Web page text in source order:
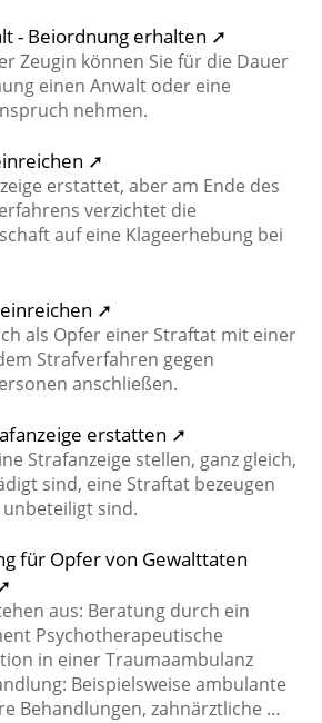
- Beiordnung erhalten ➚
Zeugin können Sie für die Dauer
einen Anwalt oder eine
nehmen.
➚
erstattet, aber am Ende des
verzichtet die
auf eine Klageerhebung bei
➚
als Opfer einer Straftat mit einer
Strafverfahren gegen
anschließen.
erstatten ➚
Strafanzeige stellen, ganz gleich,
sind, eine Straftat bezeugen
sind.
für Opfer von Gewalttaten
aus: Beratung durch ein
Psychotherapeutische
in einer Traumaambulanz
Beispielsweise ambulante
Behandlungen, zahnärztliche …